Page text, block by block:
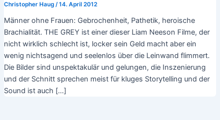
Christopher Haug /14. April 2012
Männer ohne Frauen: Gebrochenheit, Pathetik, heroische
Brachialität. THE GREY ist einer dieser Liam Neeson Filme, der
nicht wirklich schlecht ist, locker sein Geld macht aber ein
wenig nichtsagend und seelenlos über die Leinwand flimmert.
Die Bilder sind unspektakulär und gelungen, die Inszenierung
und der Schnitt sprechen meist für kluges Storytelling und der
Sound ist auch […]